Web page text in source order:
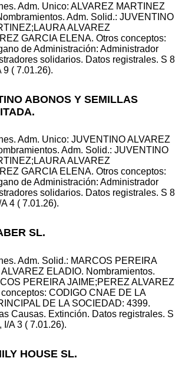
Adm. Unico: ALVAREZ MARTINEZ
Adm. Solid.: JUVENTINO
ALVAREZ
GARCIA ELENA. Otros conceptos:
de Administración: Administrador
solidarios. Datos registrales. S 8
9 ( 7.01.26).
ABONOS Y SEMILLAS
Adm. Unico: JUVENTINO ALVAREZ
Adm. Solid.: JUVENTINO
ALVAREZ
GARCIA ELENA. Otros conceptos:
de Administración: Administrador
solidarios. Datos registrales. S 8
4 ( 7.01.26).
SL.
Adm. Solid.: MARCOS PEREIRA
ELADIO. Nombramientos.
PEREIRA JAIME;PEREZ ALVAREZ
CODIGO CNAE DE LA
DE LA SOCIEDAD: 4399.
Causas. Extinción. Datos registrales. S
I/A 3 ( 7.01.26).
HOUSE SL.